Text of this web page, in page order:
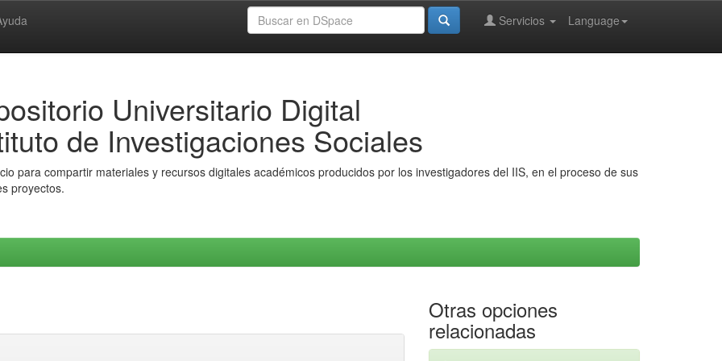
Language
Servicios
Universitario Digital
de Investigaciones Sociales
para compartir materiales y recursos digitales académicos producidos por los investigadores del IIS, en el proceso de sus
proyectos.
Otras opciones
relacionadas